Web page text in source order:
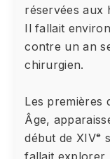
réservées aux
Il fallait
contre un an
chirurgien.
Les premières
Âge,
début de XIVᵉ
fallait explorer